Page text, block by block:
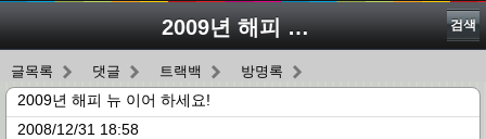
2009년 해피 뉴 이어 하세요! 검색
글목록 댓글 트랙백 방명록
2009년 해피 뉴 이어 하세요!
2008/12/31 18:58